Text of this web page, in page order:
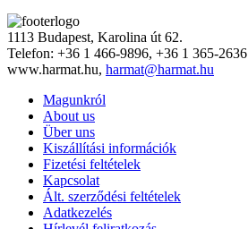
1113 Budapest, Karolina út 62.
Telefon: +36 1 466-9896, +36 1 365-2636
www.harmat.hu, harmat@harmat.hu
Magunkról
About us
Über uns
Kiszállítási információk
Fizetési feltételek
Kapcsolat
Ált. szerződési feltételek
Adatkezelés